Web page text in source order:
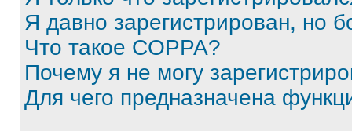
Я давно зарегистрирован, но
Что такое COPPA?
Почему я не могу
Для чего предназначена